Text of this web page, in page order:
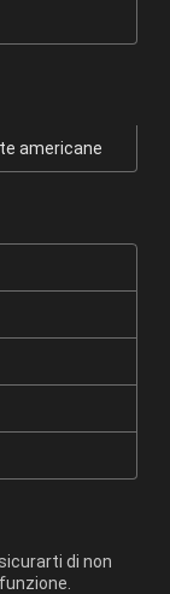
americane
di non